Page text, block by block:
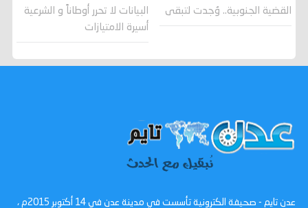
القضية الجنوبية.. وُجدت لتبقى
البيانات لا تحرر أوطاناً و الشرعية
أسيرة الامتيازات
عدن تايم - صحيفة الكترونية تأسست في مدينة عدن في 14 أكتوبر 2015م ،